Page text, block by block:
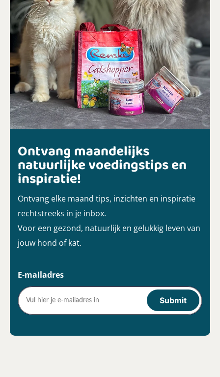
Ontvang maandelijks
natuurlijke voedingstips en
inspiratie!
Ontvang elke maand tips, inzichten en inspiratie
rechtstreeks in je inbox.
Voor een gezond, natuurlijk en gelukkig leven van
jouw hond of kat.
E-mailadres